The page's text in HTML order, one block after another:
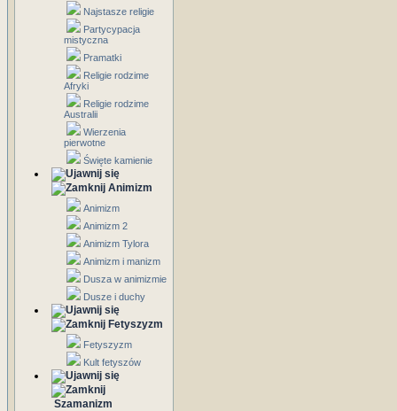
Najstasze religie
Partycypacja
mistyczna
Pramatki
Religie rodzime
Afryki
Religie rodzime
Australii
Wierzenia
pierwotne
Święte kamienie
Animizm
Animizm
Animizm 2
Animizm Tylora
Animizm i manizm
Dusza w animizmie
Dusze i duchy
Fetyszyzm
Fetyszyzm
Kult fetyszów
Szamanizm